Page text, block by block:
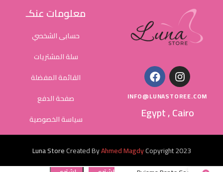
INFO@LUNASTOREE.COM
Egypt , Cairo
معلومات عنكـ
حسابى الشخصي
سلة المشتريات
القائمة المفضلة
صفحة الدفع
سياسة الخصوصية
Luna StoreCreated ByAhmed MagdyCopyright2023